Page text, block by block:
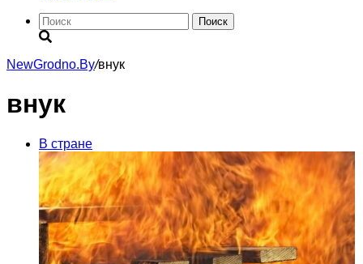
Поиск
NewGrodno.By/внук
внук
В стране